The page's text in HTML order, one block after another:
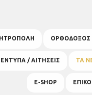
ΟΡΘΟΔΟΞΟΣ
ΕΝΤΥΠΑ / ΑΙΤΗΣΕΙΣ ΤΑ
E-SHOP